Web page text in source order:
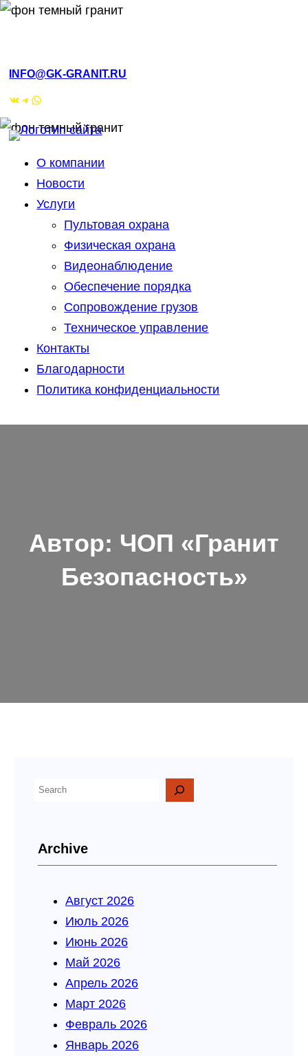
Перейти
INFO@GK-GRANIT.RU
ВКонтакте
Telegram
WhatsApp
О компании
Новости
Услуги
Пультовая охрана
Физическая охрана
Видеонаблюдение
Обеспечение порядка
Сопровождение грузов
Техническое управление
Контакты
Благодарности
Политика конфиденциальности
Автор: ЧОП «Гранит
Безопасность»
П
с
к
Archive
Август 2026
Июль 2026
Июнь 2026
Май 2026
Апрель 2026
Март 2026
Февраль 2026
Январь 2026